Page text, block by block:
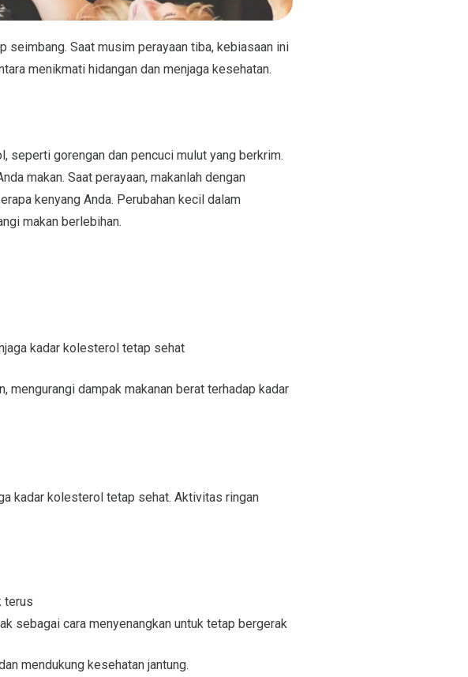
Saat musim perayaan tiba, kebiasaan ini
menikmati hidangan dan menjaga kesehatan.
seperti gorengan dan pencuci mulut yang berkrim.
makan. Saat perayaan, makanlah dengan
kenyang Anda. Perubahan kecil dalam
makan berlebihan.
kadar kolesterol tetap sehat
mengurangi dampak makanan berat terhadap kadar
kadar kolesterol tetap sehat. Aktivitas ringan
terus
sebagai cara menyenangkan untuk tetap bergerak
mendukung kesehatan jantung.